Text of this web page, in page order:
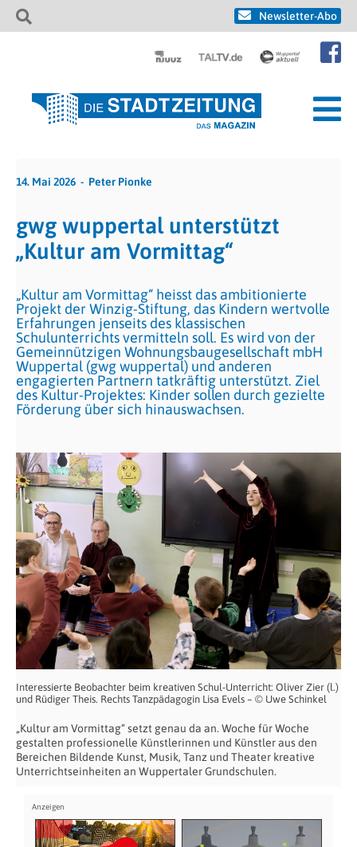
Newsletter-Abo
14. Mai 2026 Peter Pionke
gwg wuppertal unterstützt
„Kultur am Vormittag“
„Kultur am Vormittag“ heisst das ambitionierte
Projekt der Winzig-Stiftung, das Kindern wertvolle
Erfahrungen jenseits des klassischen
Schulunterrichts vermitteln soll. Es wird von der
Gemeinnützigen Wohnungsbaugesellschaft mbH
Wuppertal (gwg wuppertal) und anderen
engagierten Partnern tatkräftig unterstützt. Ziel
des Kultur-Projektes: Kinder sollen durch gezielte
Förderung über sich hinauswachsen.
Interessierte Beobachter beim kreativen Schul-Unterricht: Oliver Zier (l.)
und Rüdiger Theis. Rechts Tanzpädagogin Lisa Evels – © Uwe Schinkel
„Kultur am Vormittag“ setzt genau da an. Woche für Woche
gestalten professionelle Künstlerinnen und Künstler aus den
Bereichen Bildende Kunst, Musik, Tanz und Theater kreative
Unterrichtseinheiten an Wuppertaler Grundschulen.